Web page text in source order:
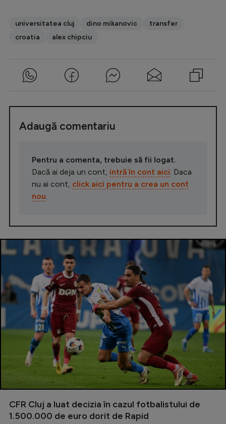
universitatea cluj dino mikanovic
transfer
croatia
alex chipciu
Adaugă comentariu
Pentru a comenta, trebuie să fii logat.
Dacă ai deja un cont, intră în cont aici. Daca
nu ai cont, click aici pentru a crea un cont
nou.
CFR Cluj a luat decizia în cazul fotbalistului de
1.500.000 de euro dorit de Rapid